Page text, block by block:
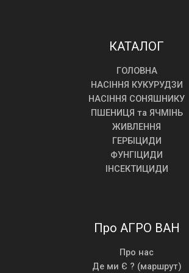
КАТАЛОГ
ГОЛОВНА
НАСІННЯ КУКУРУДЗИ
НАСІННЯ СОНЯШНИКУ
ПШЕНИЦЯ та ЯЧМІНЬ
ЖИВЛЕННЯ
ГЕРБІЦИДИ
ФУНГІЦИДИ
ІНСЕКТИЦИДИ
Про АГРО ВАН
Про нас
Де ми Є ? (маршрут)